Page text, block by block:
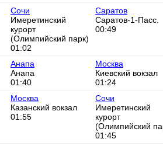
Сочи
Имеретинский
курорт
(Олимпийский парк)
01:02
Саратов
Саратов-1-Пасс.
00:49
Анапа
Анапа
01:40
Москва
Киевский вокзал
01:24
Москва
Казанский вокзал
01:55
Сочи
Имеретинский
курорт
(Олимпийский
01:45